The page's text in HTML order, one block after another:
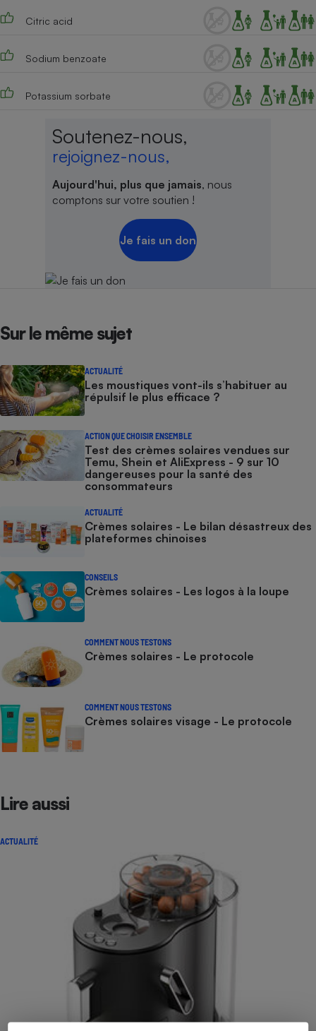
Citric acid
Sodium benzoate
Potassium sorbate
Soutenez-nous,
rejoignez-nous,
Aujourd'hui, plus que jamais, nous
comptons sur votre soutien !
Je fais un don
Sur le même sujet
ACTUALITÉ
Les moustiques vont-ils s’habituer au
répulsif le plus efficace ?
ACTION QUE CHOISIR ENSEMBLE
Test des crèmes solaires vendues sur
Temu, Shein et AliExpress - 9 sur 10
dangereuses pour la santé des
consommateurs
ACTUALITÉ
Crèmes solaires - Le bilan désastreux des
plateformes chinoises
CONSEILS
Crèmes solaires - Les logos à la loupe
COMMENT NOUS TESTONS
Crèmes solaires - Le protocole
COMMENT NOUS TESTONS
Crèmes solaires visage - Le protocole
Lire aussi
ACTUALITÉ